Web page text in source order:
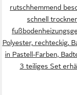
rutschhemmend
schnell
Polyester, rechteckig,
in Pastell-Farben,
3 teiliges Set